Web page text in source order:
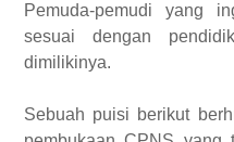
Pemuda-pemudi yang
sesuai dengan
dimilikinya.
Sebuah puisi berikut